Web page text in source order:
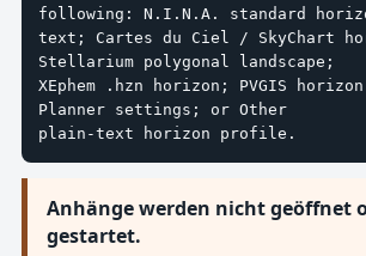
following: N.I.N.A. standard
text; Cartes du Ciel / SkyChart
Stellarium polygonal landscape;
XEphem .hzn horizon; PVGIS
Planner settings; or Other
plain-text horizon profile.
Anhänge werden nicht geöffnet
gestartet.